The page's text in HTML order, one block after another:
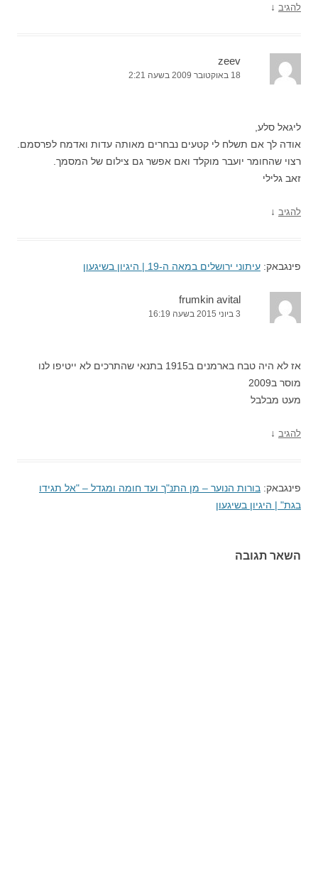
להגיב ↓
zeev
18 באוקטובר 2009 בשעה 2:21
ליגאל סלע,
אודה לך אם תשלח לי קטעים נבחרים מאותה עדות ואדמח לפרסמם.
רצוי שהחומר יועבר מוקלד ואם אפשר גם צילום של המסמך.
זאב גלילי
להגיב ↓
פינגבאק: עיתוני ירושלים במאה ה-19 | היגיון בשיגעון
frumkin avital
3 ביוני 2015 בשעה 16:19
אז לא היה טבח בארמנים ב1915 בתנאי שהתרכים לא ייטיפו לנו
מוסר ב2009
מעט מבלבל
להגיב ↓
פינגבאק: בורות הנוער – מן התנ"ך ועד חומה ומגדל – "אל תגידו
בגת" | היגיון בשיגעון
השאר תגובה